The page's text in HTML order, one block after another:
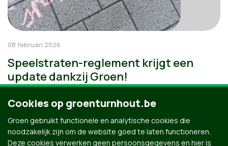
08 februari 2026
Speelstraten-reglement krijgt een
update dankzij Groen!
Cookies op groenturnhout.be
Groen gebruikt functionele en analytische cookies die
noodzakelijk zijn om de website goed te laten functioneren.
Deze cookies verwerken geen persoonsgegevens en hier is